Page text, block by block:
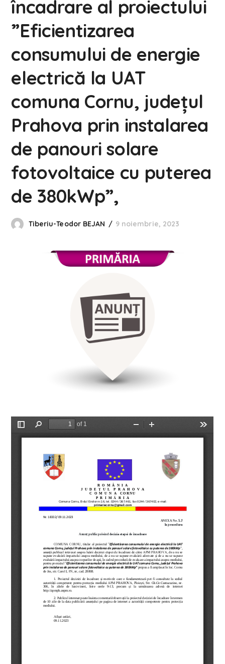
încadrare al proiectului
”Eficientizarea
consumului de energie
electrică la UAT
comuna Cornu, județul
Prahova prin instalarea
de panouri solare
fotovoltaice cu puterea
de 380kWp”,
Tiberiu-Teodor BEJAN 9 noiembrie, 2023